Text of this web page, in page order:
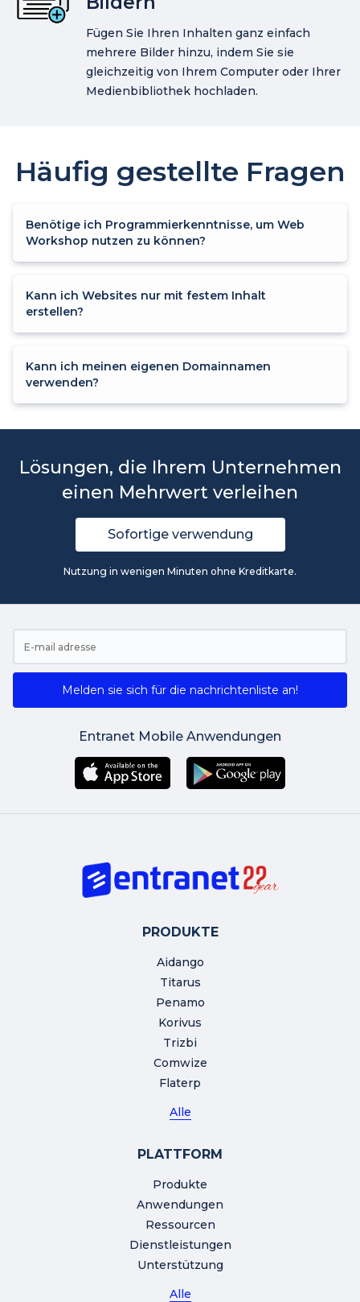
Fügen Sie Ihren Inhalten ganz einfach
mehrere Bilder hinzu, indem Sie sie
gleichzeitig von Ihrem Computer oder Ihrer
Medienbibliothek hochladen.
Häufig gestellte Fragen
Benötige ich Programmierkenntnisse, um Web
Workshop nutzen zu können?
Kann ich Websites nur mit festem Inhalt
erstellen?
Kann ich meinen eigenen Domainnamen
verwenden?
Lösungen, die Ihrem Unternehmen
einen Mehrwert verleihen
Sofortige verwendung
Nutzung in wenigen Minuten ohne Kreditkarte.
Melden sie sich für die nachrichtenliste an!
Entranet Mobile Anwendungen
PRODUKTE
Aidango
Titarus
Penamo
Korivus
Trizbi
Comwize
Flaterp
Alle
PLATTFORM
Produkte
Anwendungen
Ressourcen
Dienstleistungen
Unterstützung
Alle